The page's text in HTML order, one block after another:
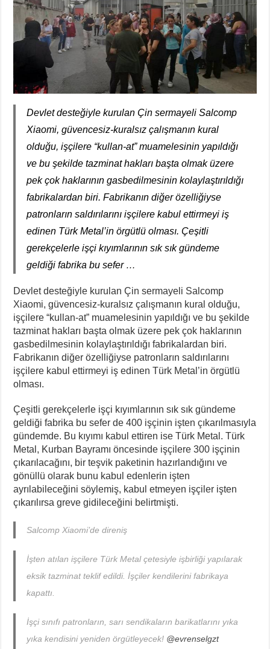
Devlet desteğiyle kurulan Çin sermayeli Salcomp
Xiaomi, güvencesiz-kuralsız çalışmanın kural
olduğu, işçilere “kullan-at” muamelesinin yapıldığı
ve bu şekilde tazminat hakları başta olmak üzere
pek çok haklarının gasbedilmesinin kolaylaştırıldığı
fabrikalardan biri. Fabrikanın diğer özelliğiyse
patronların saldırılarını işçilere kabul ettirmeyi iş
edinen Türk Metal’in örgütlü olması. Çeşitli
gerekçelerle işçi kıyımlarının sık sık gündeme
geldiği fabrika bu sefer …
Devlet desteğiyle kurulan Çin sermayeli Salcomp
Xiaomi, güvencesiz-kuralsız çalışmanın kural olduğu,
işçilere “kullan-at” muamelesinin yapıldığı ve bu şekilde
tazminat hakları başta olmak üzere pek çok haklarının
gasbedilmesinin kolaylaştırıldığı fabrikalardan biri.
Fabrikanın diğer özelliğiyse patronların saldırılarını
işçilere kabul ettirmeyi iş edinen Türk Metal’in örgütlü
olması.
Çeşitli gerekçelerle işçi kıyımlarının sık sık gündeme
geldiği fabrika bu sefer de 400 işçinin işten çıkarılmasıyla
gündemde. Bu kıyımı kabul ettiren ise Türk Metal. Türk
Metal, Kurban Bayramı öncesinde işçilere 300 işçinin
çıkarılacağını, bir teşvik paketinin hazırlandığını ve
gönüllü olarak bunu kabul edenlerin işten
ayrılabileceğini söylemiş, kabul etmeyen işçiler işten
çıkarılırsa greve gidileceğini belirtmişti.
Salcomp Xiaomi’de direniş
İşten atılan işçilere Türk Metal çetesiyle işbirliği yapılarak
eksik tazminat teklif edildi. İşçiler kendilerini fabrikaya
kapattı.
İşçi sınıfı patronların, sarı sendikaların barikatlarını yıka
yıka kendisini yeniden örgütleyecek! @evrenselgzt